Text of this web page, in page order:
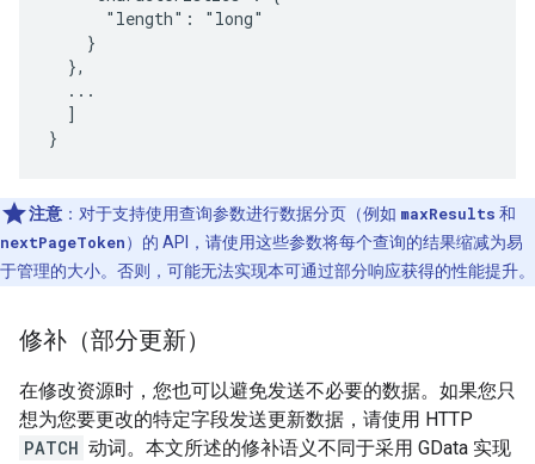
      "length": "long"
    }
  },
  ...
  ]
}
注意 ：对于支持使用查询参数进行数据分页（例如 maxResults 和
nextPageToken）的 API，请使用这些参数将每个查询的结果缩减为易
于管理的大小。否则，可能无法实现本可通过部分响应获得的性能提升。
修补（部分更新）
在修改资源时，您也可以避免发送不必要的数据。如果您只
想为您要更改的特定字段发送更新数据，请使用 HTTP
PATCH 动词。本文所述的修补语义不同于采用 GData 实现